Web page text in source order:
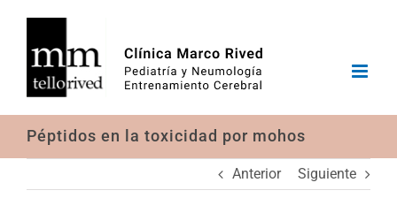
contenido
Péptidos en la toxicidad por mohos
Anterior Siguiente